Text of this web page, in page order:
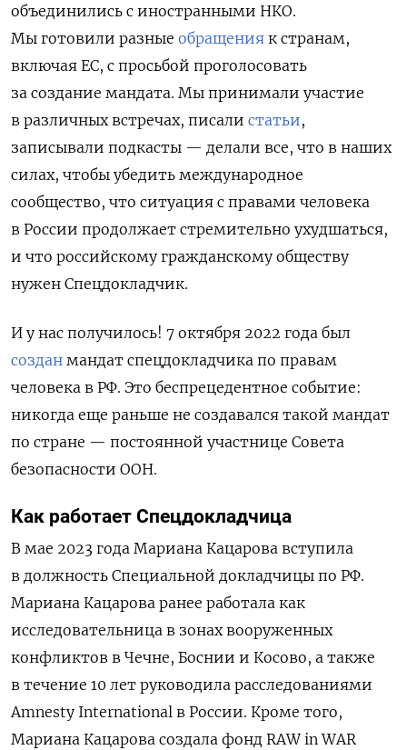
объединились с иностранными НКО.
Мы готовили разные обращения к странам,
включая ЕС, с просьбой проголосовать
за создание мандата. Мы принимали участие
в различных встречах, писали статьи,
записывали подкасты — делали все, что в наших
силах, чтобы убедить международное
сообщество, что ситуация с правами человека
в России продолжает стремительно ухудшаться,
и что российскому гражданскому обществу
нужен Спецдокладчик.
И у нас получилось! 7 октября 2022 года был
создан мандат спецдокладчика по правам
человека в РФ. Это беспрецедентное событие:
никогда еще раньше не создавался такой мандат
по стране — постоянной участнице Совета
безопасности ООН.
Как работает Спецдокладчица
В мае 2023 года Мариана Кацарова вступила
в должность Специальной докладчицы по РФ.
Мариана Кацарова ранее работала как
исследовательница в зонах вооруженных
конфликтов в Чечне, Боснии и Косово, а также
в течение 10 лет руководила расследованиями
Amnesty International в России. Кроме того,
Мариана Кацарова создала фонд RAW in WAR